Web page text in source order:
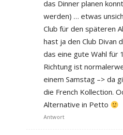
das Dinner planen
werden) … etwas
Club für den späteren
hast ja den Club Divan
das eine gute Wahl für
Richtung ist
einem Samstag –> da
die French Kollection.
Alternative in Petto
Antwort